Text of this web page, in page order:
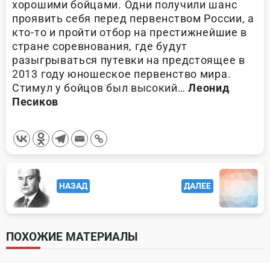
хорошими бойцами. Одни получили шанс
проявить себя перед первенством России, а
кто-то и пройти отбор на престижнейшие в
стране соревнования, где будут
разыгрываться путевки на предстоящее в
2013 году юношеское первенство мира.
Стимул у бойцов был высокий…Леонид
Песиков
<span
class="nav-
subtitle
screen-
reader-
НАЗАД ДАЛЕЕ
ПОХОЖИЕ МАТЕРИАЛЫ